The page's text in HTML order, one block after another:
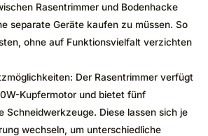
Rasentrimmer und Bodenhacke
separate Geräte kaufen zu müssen. So
ohne auf Funktionsvielfalt verzichten
Der Rasentrimmer verfügt
Kupfermotor und bietet fünf
Schneidwerkzeuge. Diese lassen sich je
wechseln, um unterschiedliche